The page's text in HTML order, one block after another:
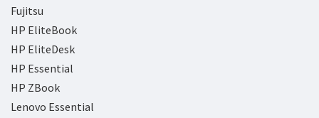
Fujitsu
HP EliteBook
HP EliteDesk
HP Essential
HP ZBook
Lenovo Essential